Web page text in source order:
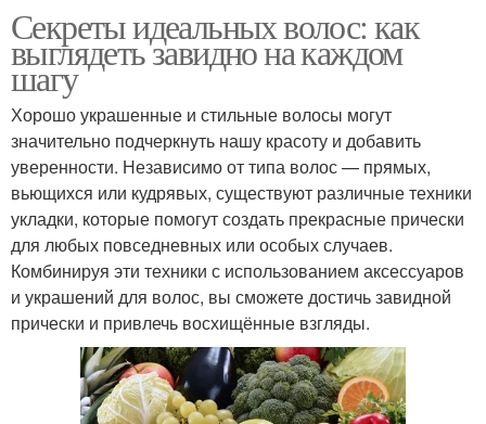
Секреты идеальных волос: как
выглядеть завидно на каждом
шагу
Хорошо украшенные и стильные волосы могут
значительно подчеркнуть нашу красоту и добавить
уверенности. Независимо от типа волос — прямых,
вьющихся или кудрявых, существуют различные техники
укладки, которые помогут создать прекрасные прически
для любых повседневных или особых случаев.
Комбинируя эти техники с использованием аксессуаров
и украшений для волос, вы сможете достичь завидной
прически и привлечь восхищённые взгляды.